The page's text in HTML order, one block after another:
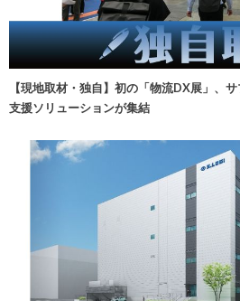
【現地取材・独自】初の「物流DX展」、
支援ソリューションが集結